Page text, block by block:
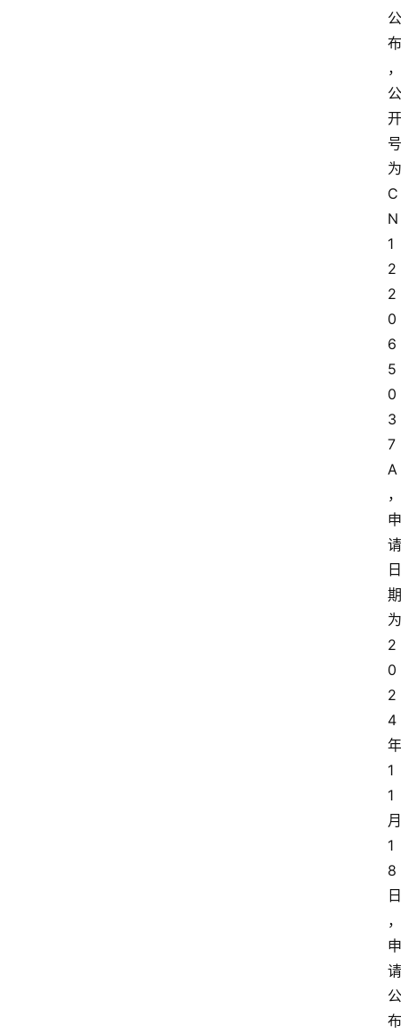
公
布
，
公
开
号
为
C
N
1
2
2
0
6
5
0
3
7
A
，
申
请
日
期
为
2
0
2
4
年
1
1
月
1
8
日
，
申
请
公
布